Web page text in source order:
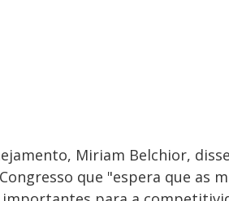
Miriam Belchior,
que "espera que as